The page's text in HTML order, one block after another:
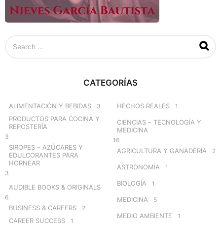
CATEGORÍAS
ALIMENTACIÓN Y BEBIDAS 3
PRODUCTOS PARA COCINA Y
REPOSTERÍA
3
SIROPES – AZÚCARES Y
EDULCORANTES PARA
HORNEAR
3
AUDIBLE BOOKS & ORIGINALS
6
BUSINESS & CAREERS 2
CAREER SUCCESS 1
HECHOS REALES 1
CIENCIAS – TECNOLOGÍA Y
MEDICINA
16
AGRICULTURA Y GANADERÍA 2
ASTRONOMÍA 1
BIOLOGÍA 1
MEDICINA 5
MEDIO AMBIENTE 1